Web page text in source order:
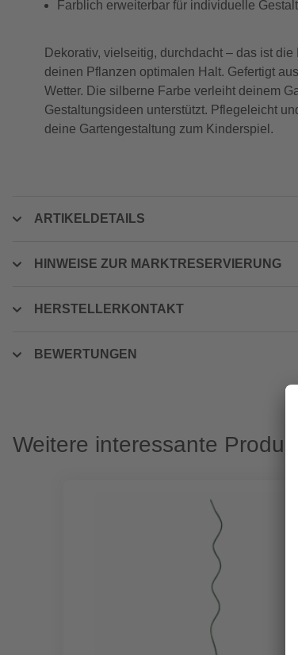
Farblich erweiterbar für individuelle
Dekorativ, vielseitig, durchdacht – das ist
deinen Pflanzen optimalen Halt. Gefertigt
Wetter. Die silberne Farbe verleiht deinem
Gestaltungsideen unterstützt. Pflegeleicht
deine Gartengestaltung zum Kinderspiel.
ARTIKELDETAILS
HINWEISE ZUR MARKTRESERVIERUNG
HERSTELLERKONTAKT
BEWERTUNGEN
Weitere interessante